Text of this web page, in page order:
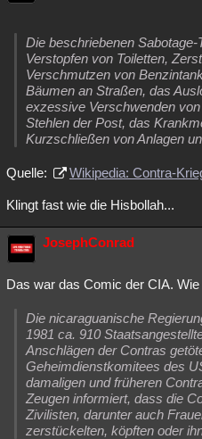
Die beschriebenen
Verstopfen von Toiletten,
Verschmutzen von
Bäumen an Straßen, das
exzessive Verschwenden
Stehlen der Post, das
Kurzschließen von Anlagen
Quelle: Wikipedia: Contra-
Klingt fast wie die Hisbollah...
JosephConrad
Das war das Comic der CIA. Wie
Die nicaraguanische
1981 ca. 910
Anschlägen der Contras
Geheimdienstkomitees des
damaligen und früheren
Zeugen informiert, dass die
Zivilisten, darunter auch
zerstückelten, köpften oder